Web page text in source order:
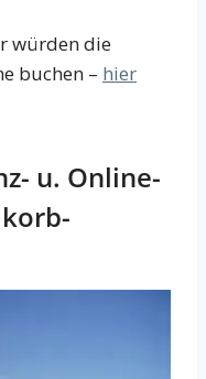
würden die
buchen – hier
u. Online-